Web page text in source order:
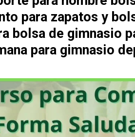
para zapatos y
bolsa de gimnasio
para gimnasio